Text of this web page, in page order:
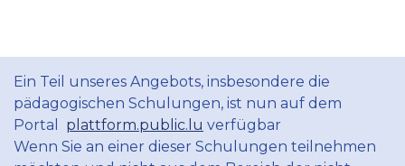
Ein Teil unseres Angebots, insbesondere die
pädagogischen Schulungen, ist nun auf dem
Portal plattform.public.lu verfügbar
Wenn Sie an einer dieser Schulungen teilnehmen